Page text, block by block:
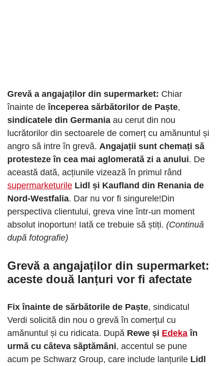
Grevă a angajaților din supermarket: Chiar
înainte deînceperea sărbătorilor de Paște,
sindicatele din Germania au cerut din nou
lucrătorilor din sectoarele de comerț cu amănuntul și
angro să intre în grevă. Angajații sunt chemați să
protesteze în cea mai aglomerată zi a anului. De
această dată, acțiunile vizează în primul rând
supermarketurile Lidl și Kaufland din Renania de
Nord-Westfalia. Dar nu vor fi singurele!Din
perspectiva clientului, greva vine într-un moment
absolut inoportun! Iată ce trebuie să știți. (Continuă
după fotografie)
Grevă a angajaților din supermarket:
aceste două lanțuri vor fi afectate
Fix înainte de sărbătorile de Paște, sindicatul
Verdi solicită din nou o grevă în comerțul cu
amănuntul și cu ridicata. După Rewe și Edeka în
urmă cu câteva săptămâni, accentul se pune
acum pe Schwarz Group, care include lanțurile Lidl